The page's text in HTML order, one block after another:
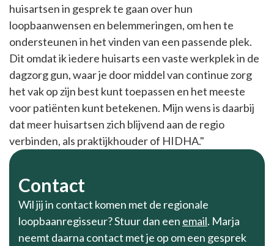
huisartsen in gesprek te gaan over hun
loopbaanwensen en belemmeringen, om hen te
ondersteunen in het vinden van een passende plek.
Dit omdat ik iedere huisarts een vaste werkplek in de
dagzorg gun, waar je door middel van continue zorg
het vak op zijn best kunt toepassen en het meeste
voor patiënten kunt betekenen. Mijn wens is daarbij
dat meer huisartsen zich blijvend aan de regio
verbinden, als praktijkhouder of HIDHA."
Contact
Wil jij in contact komen met de regionale
loopbaanregisseur? Stuur dan een email. Marja
neemt daarna contact met je op om een gesprek